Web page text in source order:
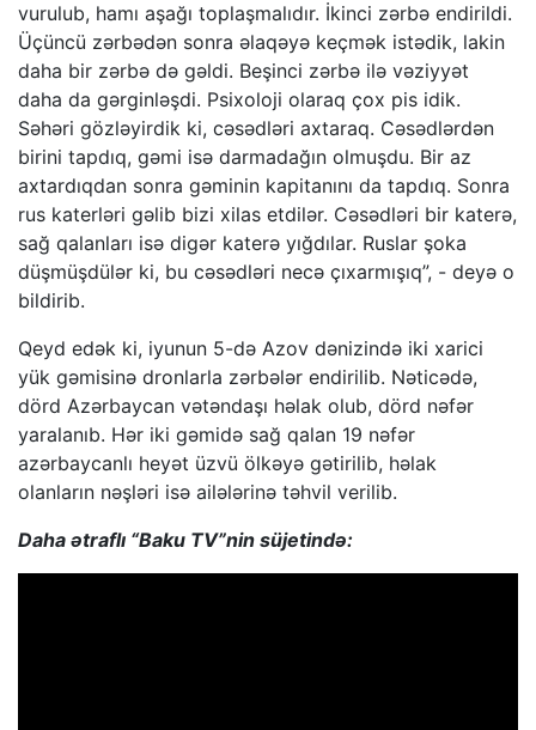
vurulub, hamı aşağı toplaşmalıdır. İkinci zərbə endirildi.
Üçüncü zərbədən sonra əlaqəyə keçmək istədik, lakin
daha bir zərbə də gəldi. Beşinci zərbə ilə vəziyyət
daha da gərginləşdi. Psixoloji olaraq çox pis idik.
Səhəri gözləyirdik ki, cəsədləri axtaraq. Cəsədlərdən
birini tapdıq, gəmi isə darmadağın olmuşdu. Bir az
axtardıqdan sonra gəminin kapitanını da tapdıq. Sonra
rus katerləri gəlib bizi xilas etdilər. Cəsədləri bir katerə,
sağ qalanları isə digər katerə yığdılar. Ruslar şoka
düşmüşdülər ki, bu cəsədləri necə çıxarmışıq”, - deyə o
bildirib.
Qeyd edək ki, iyunun 5-də Azov dənizində iki xarici
yük gəmisinə dronlarla zərbələr endirilib. Nəticədə,
dörd Azərbaycan vətəndaşı həlak olub, dörd nəfər
yaralanıb. Hər iki gəmidə sağ qalan 19 nəfər
azərbaycanlı heyət üzvü ölkəyə gətirilib, həlak
olanların nəşləri isə ailələrinə təhvil verilib.
Daha ətraflı “Baku TV”nin süjetində: